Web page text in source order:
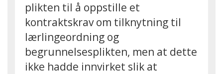
plikten til å oppstille et
kontraktskrav om tilknytning til
lærlingeordning og
begrunnelsesplikten, men at dette
ikke hadde innvirket slik at